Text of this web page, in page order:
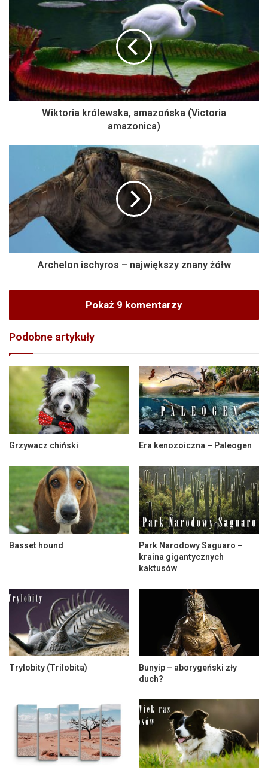
Wiktoria królewska, amazońska (Victoria
amazonica)
Archelon ischyros – największy znany żółw
Pokaż 9 komentarzy
Podobne artykuły
Grzywacz chiński Era kenozoiczna – Paleogen
Basset hound
Park Narodowy Saguaro –
kraina gigantycznych
kaktusów
Trylobity (Trilobita)
Bunyip – aborygeński zły
duch?